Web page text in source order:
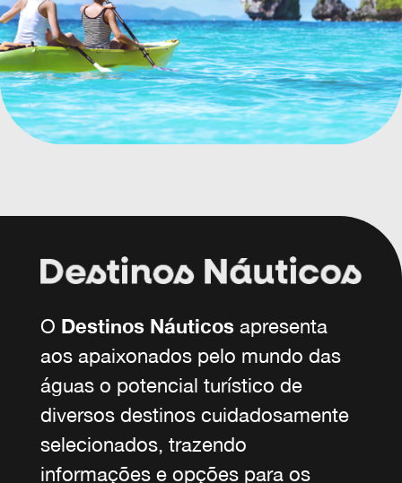
O Destinos Náuticosapresenta
aos apaixonados pelo mundo das
águas o potencial turístico de
diversos destinos cuidadosamente
selecionados, trazendo
informações e opções para os